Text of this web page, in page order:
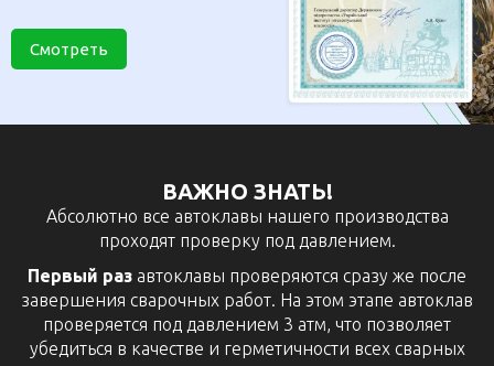
Смотреть
ВАЖНО ЗНАТЬ!
Абсолютно все автоклавы нашего производства
проходят проверку под давлением.
Первый раз автоклавы проверяются сразу же после
завершения сварочных работ. На этом этапе автоклав
проверяется под давлением 3 атм, что позволяет
убедиться в качестве и герметичности всех сварных